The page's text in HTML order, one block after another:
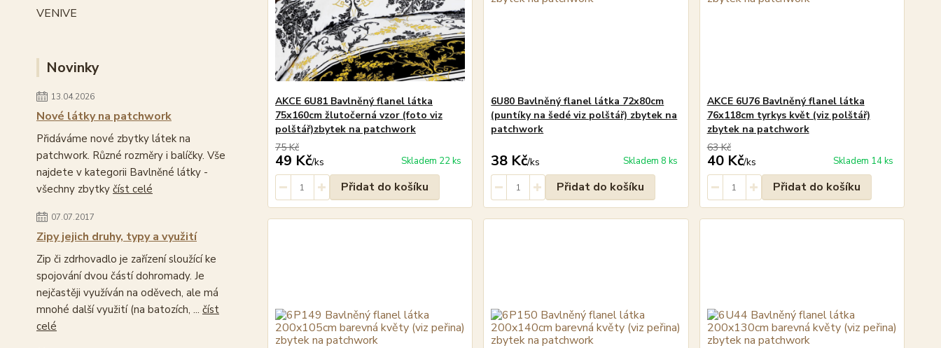
VENIVE
Novinky
13.04.2026
Nové látky na patchwork
Přidáváme nové zbytky látek na
patchwork. Různé rozměry i balíčky. Vše
najdete v kategorii Bavlněné látky -
všechny zbytky číst celé
07.07.2017
Zipy jejich druhy, typy a využití
Zip či zdrhovadlo je zařízení sloužící ke
spojování dvou částí dohromady. Je
nejčastěji využíván na oděvech, ale má
mnohé další využití (na batozích, ... číst
celé
AKCE 6U81 Bavlněný flanel látka
75x160cm žlutočerná vzor (foto viz
polštář)zbytek na patchwork
75 Kč
49 Kč/ks Skladem 22 ks
Přidat do košíku
6U80 Bavlněný flanel látka 72x80cm
(puntíky na šedé viz polštář) zbytek na
patchwork
38 Kč/ks Skladem 8 ks
Přidat do košíku
AKCE 6U76 Bavlněný flanel látka
76x118cm tyrkys květ (viz polštář)
zbytek na patchwork
63 Kč
40 Kč/ks Skladem 14 ks
Přidat do košíku